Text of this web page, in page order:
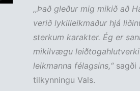
,,Það gleður mig mikið að
verið lykilleikmaður hjá
sterkum karakter. Ég er
mikilvægu
leikmanna félagsins,“sagði
tilkynningu Vals.